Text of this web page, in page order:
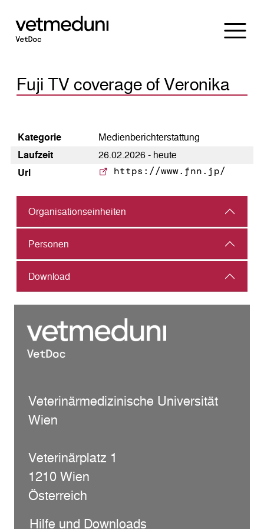
Fuji TV coverage of Veronika
Kategorie
Medienberichterstattung
Laufzeit
26.02.2026 - heute
Url
https://www.fnn.jp/
Organisations­einheiten
Personen
Download
Veterinärmedizinische Universität
Wien
Veterinärplatz 1
1210 Wien
Österreich
Hilfe und Downloads